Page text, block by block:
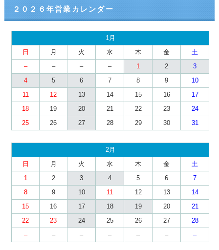
２０２６年営業カレンダー
1月
日
月 火 水 木 金
土
–
– – – 1 2
3
4
5 6 7 8 9
10
11
12 13 14 15 16
17
18
19 20 21 22 23
24
25
26 27 28 29 30 31
2月
日
月 火 水 木 金
土
1
2 3 4 5 6
7
8
9 10 11 12 13
14
15
16 17 18 19 20
21
22
23 24 25 26 27
28
–
– – – – – –